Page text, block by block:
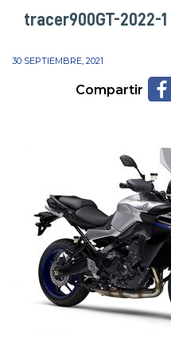
tracer900GT-2022-1
30 SEPTIEMBRE, 2021
Compartir